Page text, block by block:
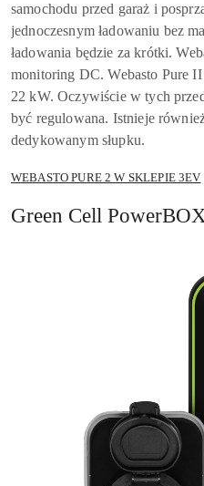
samochodu przed garaż i
jednoczesnym ładowaniu bez
ładowania będzie za krótki.
monitoring DC. Webasto Pure
22 kW. Oczywiście w tych
być regulowana. Istnieje
dedykowanym słupku.
WEBASTO PURE 2 W SKLEPIE 3EV
Green Cell